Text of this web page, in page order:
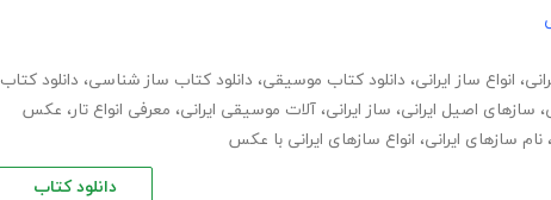
، انواع ساز ایرانی، دانلود کتاب موسیقی، دانلود کتاب ساز شناسی، دانلود کتاب
، سازهای اصیل ایرانی، ساز ایرانی، آلات موسیقی ایرانی، معرفی انواع تار، عکس
، نام سازهای ایرانی، انواع سازهای ایرانی با عکس
دانلود کتاب